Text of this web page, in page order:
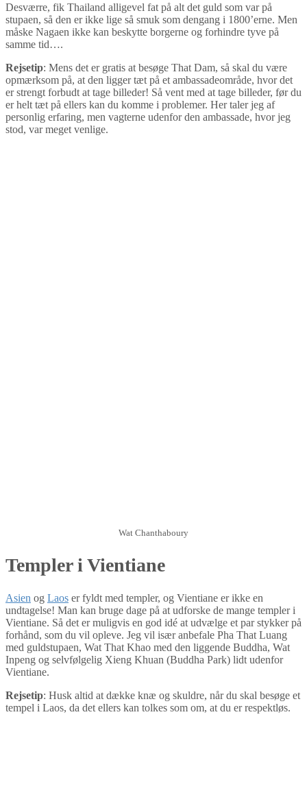
Desværre, fik Thailand alligevel fat på alt det guld som var på
stupaen, så den er ikke lige så smuk som dengang i 1800’erne. Men
måske Nagaen ikke kan beskytte borgerne og forhindre tyve på
samme tid….
Rejsetip: Mens det er gratis at besøge That Dam, så skal du være
opmærksom på, at den ligger tæt på et ambassadeområde, hvor det
er strengt forbudt at tage billeder! Så vent med at tage billeder, før du
er helt tæt på ellers kan du komme i problemer. Her taler jeg af
personlig erfaring, men vagterne udenfor den ambassade, hvor jeg
stod, var meget venlige.
Wat Chanthaboury
Templer i Vientiane
Asien og Laos er fyldt med templer, og Vientiane er ikke en
undtagelse! Man kan bruge dage på at udforske de mange templer i
Vientiane. Så det er muligvis en god idé at udvælge et par stykker på
forhånd, som du vil opleve. Jeg vil især anbefale Pha That Luang
med guldstupaen, Wat That Khao med den liggende Buddha, Wat
Inpeng og selvfølgelig Xieng Khuan (Buddha Park) lidt udenfor
Vientiane.
Rejsetip: Husk altid at dække knæ og skuldre, når du skal besøge et
tempel i Laos, da det ellers kan tolkes som om, at du er respektløs.